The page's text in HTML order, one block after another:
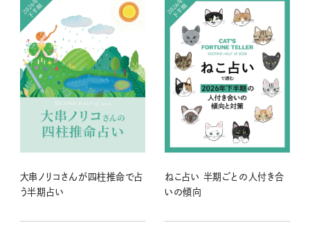
大串ノリコさんが四柱推命で占
う半期占い
ねこ占い 半期ごとの人付き合
いの傾向